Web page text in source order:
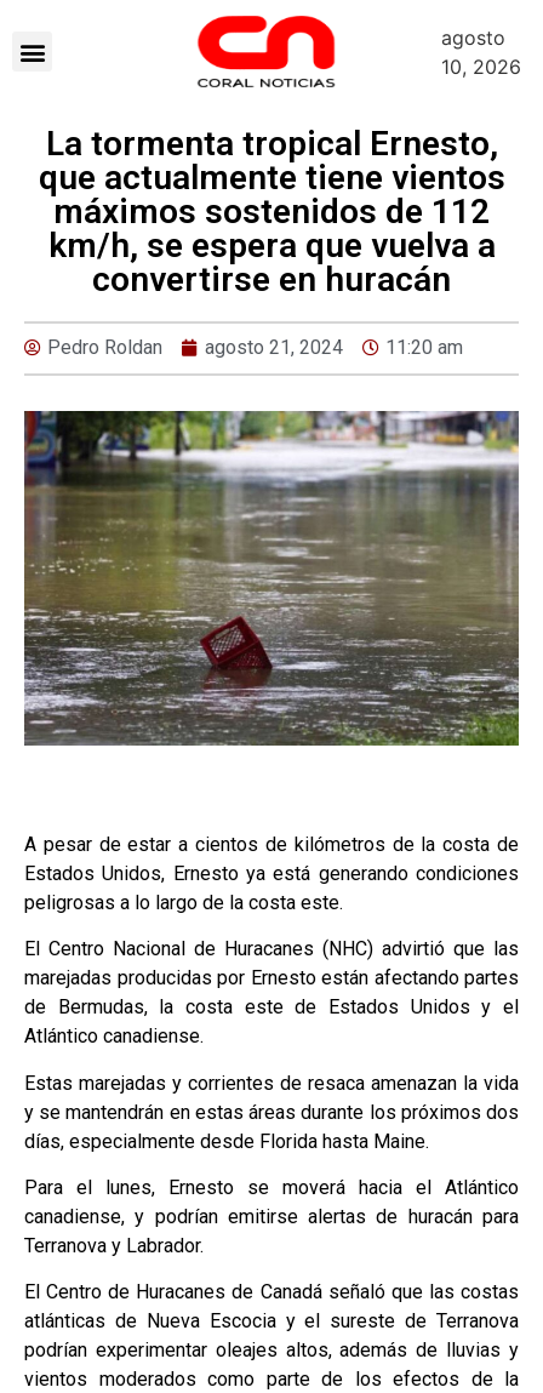
agosto
10, 2026
La tormenta tropical Ernesto,
que actualmente tiene vientos
máximos sostenidos de 112
km/h, se espera que vuelva a
convertirse en huracán
Pedro Roldan agosto 21, 2024 11:20 am
A pesar de estar a cientos de kilómetros de la costa de
Estados Unidos, Ernesto ya está generando condiciones
peligrosas a lo largo de la costa este.
El Centro Nacional de Huracanes (NHC) advirtió que las
marejadas producidas por Ernesto están afectando partes
de Bermudas, la costa este de Estados Unidos y el
Atlántico canadiense.
Estas marejadas y corrientes de resaca amenazan la vida
y se mantendrán en estas áreas durante los próximos dos
días, especialmente desde Florida hasta Maine.
Para el lunes, Ernesto se moverá hacia el Atlántico
canadiense, y podrían emitirse alertas de huracán para
Terranova y Labrador.
El Centro de Huracanes de Canadá señaló que las costas
atlánticas de Nueva Escocia y el sureste de Terranova
podrían experimentar oleajes altos, además de lluvias y
vientos moderados como parte de los efectos de la